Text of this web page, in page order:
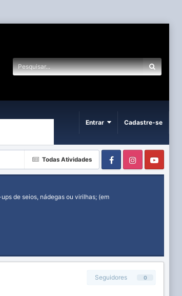
Entrar Cadastre-se
Todas Atividades FacebookInstagram
de seios, nádegas ou virilhas; (em
Seguidores 0